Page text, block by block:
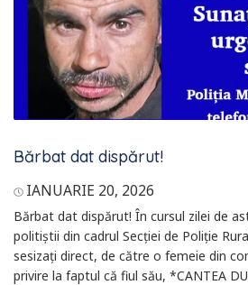
Bărbat dat dispărut!
IANUARIE 20, 2026
Bărbat dat dispărut! În cursul zilei de
politiștii din cadrul Secției de Poliție
sesizați direct, de către o femeie din
privire la faptul că fiul său, *CANTEA